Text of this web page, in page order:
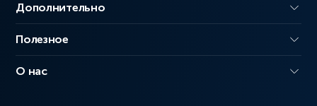
Дополнительно
Полезное
О нас